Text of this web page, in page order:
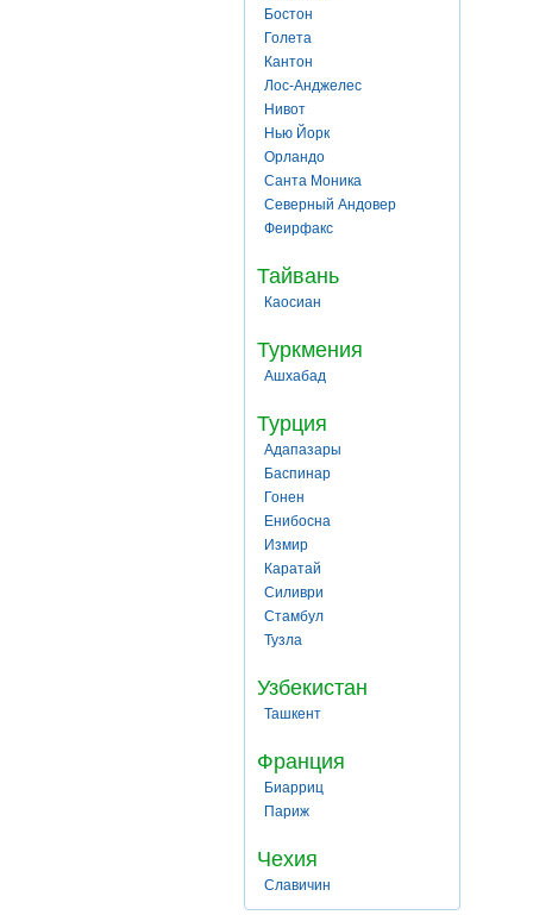
Бостон
Голета
Кантон
Лос-Анджелес
Нивот
Нью Йорк
Орландо
Санта Моника
Северный Андовер
Феирфакс
Тайвань
Каосиан
Туркмения
Ашхабад
Турция
Адапазары
Баспинар
Гонен
Енибосна
Измир
Каратай
Силиври
Стамбул
Тузла
Узбекистан
Ташкент
Франция
Биарриц
Париж
Чехия
Славичин